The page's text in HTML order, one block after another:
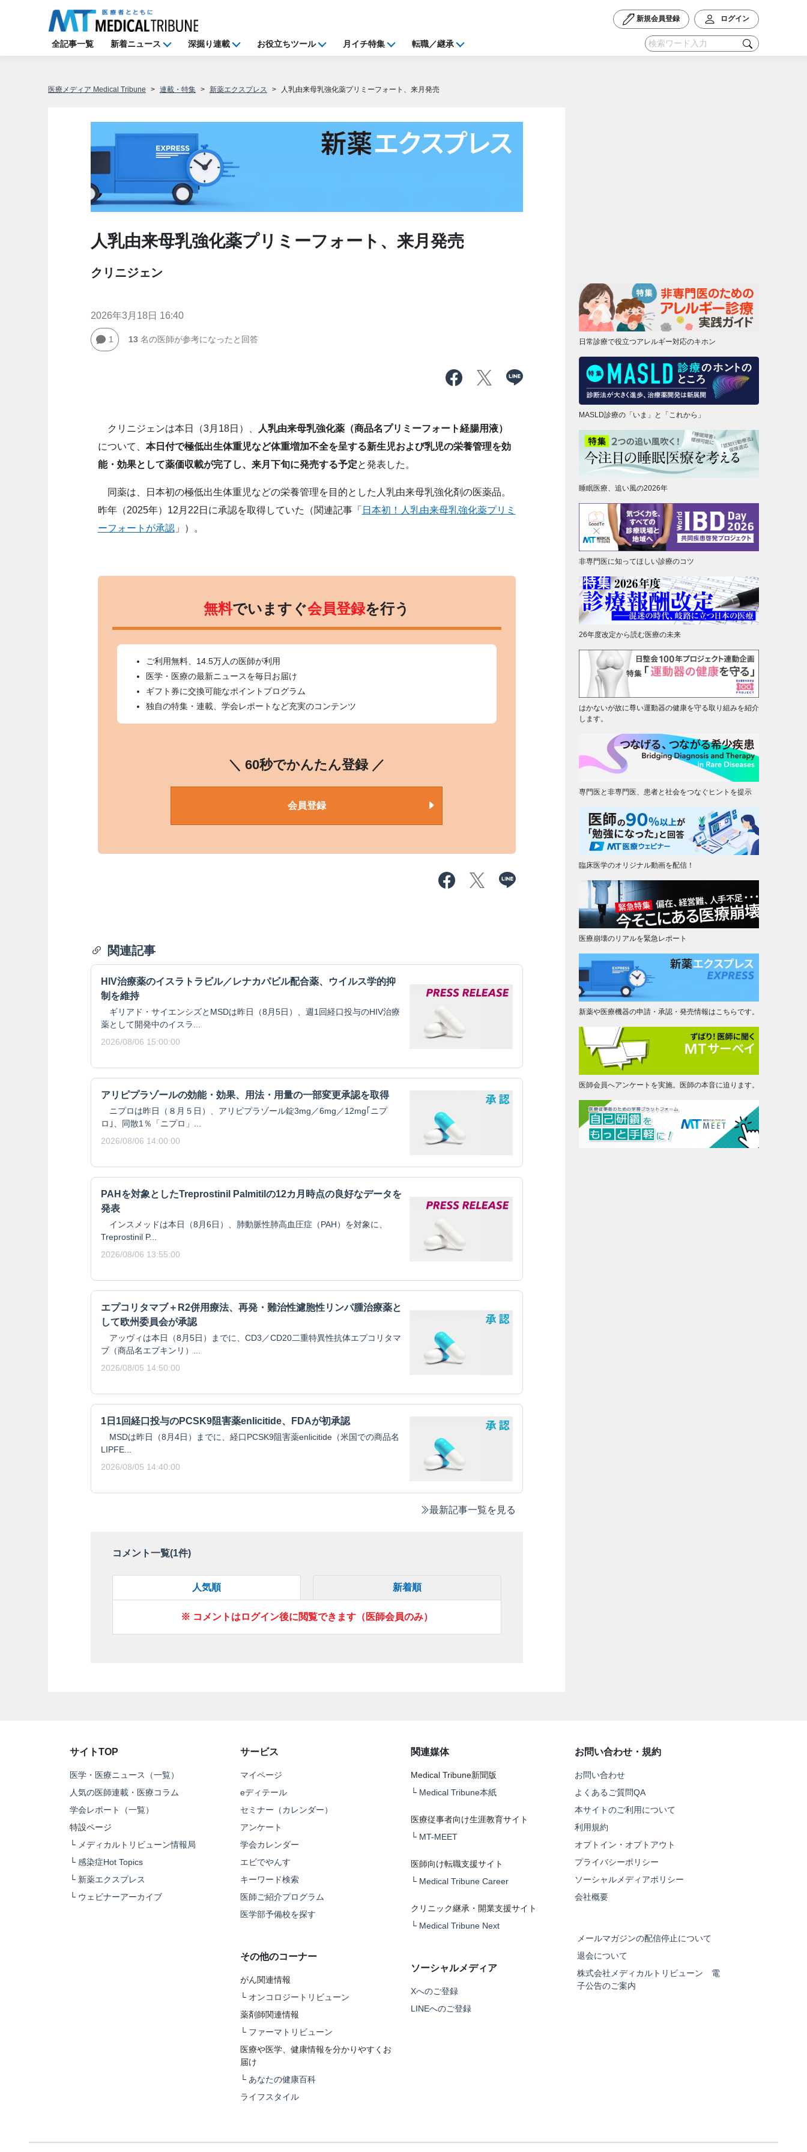
新規会員登録 ログイン
全記事一覧 新着ニュース 深掘り連載 お役立ちツール 月イチ特集 転職／継承
医療メディア Medical Tribune 連載・特集 新薬エクスプレス 人乳由来母乳強化薬プリミーフォート、来月発売
人乳由来母乳強化薬プリミーフォート、来月発売
クリニジェン
2026年3月18日 16:40
1 13名の医師が参考になったと回答
クリニジェンは本日（3月18日）、
人乳由来母乳強化薬（商品名プリミーフォート経腸用液）
について、 本日付で極低出生体重児など体重増加不全を呈する新生児および乳児の栄養管理を効
能・効果として薬価収載が完了し、来月下旬に発売する予定と発表した。
同薬は、日本初の極低出生体重児などの栄養管理を目的とした人乳由来母乳強化剤の医薬品。
昨年（2025年）12月22日に承認を取得していた（関連記事「 日本初！人乳由来母乳強化薬プリミ
ーフォートが承認」）。
無料でいますぐ会員登録を行う
ご利用無料、14.5万人の医師が利用
医学・医療の最新ニュースを毎日お届け
ギフト券に交換可能なポイントプログラム
独自の特集・連載、学会レポートなど充実のコンテンツ
＼ 60秒でかんたん登録 ／
会員登録
関連記事
HIV治療薬のイスラトラビル／レナカパビル配合薬、ウイルス学的抑
制を維持
ギリアド・サイエンシズとMSDは昨日（8月5日）、週1回経口投与のHIV治療
薬として開発中のイスラ...
2026/08/06 15:00:00
アリピプラゾールの効能・効果、用法・用量の一部変更承認を取得
ニプロは昨日（８月５日）、アリピプラゾール錠3mg／6mg／12mg｢ニプ
ロ｣、同散1％「ニプロ」...
2026/08/06 14:00:00
PAHを対象としたTreprostinil Palmitilの12カ月時点の良好なデータを
発表
インスメッドは本日（8月6日）、肺動脈性肺高血圧症（PAH）を対象に、
Treprostinil P...
2026/08/06 13:55:00
エプコリタマブ＋R2併用療法、再発・難治性濾胞性リンパ腫治療薬と
して欧州委員会が承認
アッヴィは本日（8月5日）までに、CD3／CD20二重特異性抗体エプコリタマ
ブ（商品名エプキンリ）...
2026/08/05 14:50:00
1日1回経口投与のPCSK9阻害薬enlicitide、FDAが初承認
MSDは昨日（8月4日）までに、経口PCSK9阻害薬enlicitide（米国での商品名
LIPFE...
2026/08/05 14:40:00
最新記事一覧を見る
コメント一覧(1件)
人気順 新着順
※ コメントはログイン後に閲覧できます（医師会員のみ）
日常診療で役立つアレルギー対応のキホン
MASLD診療の「いま」と「これから」
睡眠医療、追い風の2026年
非専門医に知ってほしい診療のコツ
26年度改定から読む医療の未来
はかないが故に尊い運動器の健康を守る取り組みを紹介
します。
専門医と非専門医、患者と社会をつなぐヒントを提示
臨床医学のオリジナル動画を配信！
医療崩壊のリアルを緊急レポート
新薬や医療機器の申請・承認・発売情報はこちらです。
医師会員へアンケートを実施。医師の本音に迫ります。
サイトTOP
医学・医療ニュース（一覧）
人気の医師連載・医療コラム
学会レポート（一覧）
特設ページ
└ メディカルトリビューン情報局
└ 感染症Hot Topics
└ 新薬エクスプレス
└ ウェビナーアーカイブ
サービス
マイページ
eディテール
セミナー（カレンダー）
アンケート
学会カレンダー
エビでやんす
キーワード検索
医師ご紹介プログラム
医学部予備校を探す
その他のコーナー
がん関連情報
└ オンコロジートリビューン
薬剤師関連情報
└ ファーマトリビューン
医療や医学、健康情報を分かりやすくお
届け
└ あなたの健康百科
ライフスタイル
関連媒体
Medical Tribune新聞版
└ Medical Tribune本紙
医療従事者向け生涯教育サイト
└ MT-MEET
医師向け転職支援サイト
└ Medical Tribune Career
クリニック継承・開業支援サイト
└ Medical Tribune Next
ソーシャルメディア
Xへのご登録
LINEへのご登録
お問い合わせ・規約
お問い合わせ
よくあるご質問QA
本サイトのご利用について
利用規約
オプトイン・オプトアウト
プライバシーポリシー
ソーシャルメディアポリシー
会社概要
メールマガジンの配信停止について
退会について
株式会社メディカルトリビューン 電
子公告のご案内